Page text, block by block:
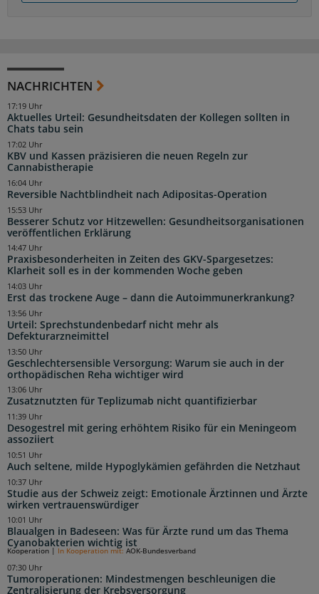
NACHRICHTEN
Aktuelles Urteil: Gesundheitsdaten der Kollegen sollten in
Chats tabu sein
17:19 Uhr
KBV und Kassen präzisieren die neuen Regeln zur
Cannabistherapie
17:02 Uhr
Reversible Nachtblindheit nach Adipositas-Operation
16:04 Uhr
Besserer Schutz vor Hitzewellen: Gesundheitsorganisationen
veröffentlichen Erklärung
15:53 Uhr
Praxisbesonderheiten in Zeiten des GKV-Spargesetzes:
Klarheit soll es in der kommenden Woche geben
14:47 Uhr
Erst das trockene Auge – dann die Autoimmunerkrankung?
14:03 Uhr
Urteil: Sprechstundenbedarf nicht mehr als
Defekturarzneimittel
13:56 Uhr
Geschlechtersensible Versorgung: Warum sie auch in der
orthopädischen Reha wichtiger wird
13:50 Uhr
Zusatznutzten für Teplizumab nicht quantifizierbar
13:06 Uhr
Desogestrel mit gering erhöhtem Risiko für ein Meningeom
assoziiert
11:39 Uhr
Auch seltene, milde Hypoglykämien gefährden die Netzhaut
10:51 Uhr
Studie aus der Schweiz zeigt: Emotionale Ärztinnen und Ärzte
wirken vertrauenswürdiger
10:37 Uhr
Blaualgen in Badeseen: Was für Ärzte rund um das Thema
Cyanobakterien wichtig ist
10:01 Uhr
Tumoroperationen: Mindestmengen beschleunigen die
Zentralisierung der Krebsversorgung
Kooperation In Kooperation mit: AOK-Bundesverband
07:30 Uhr